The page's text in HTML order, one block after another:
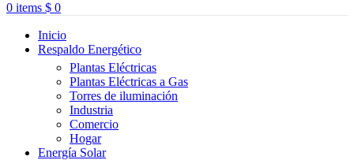
0 items $ 0
Inicio
Respaldo Energético
Plantas Eléctricas
Plantas Eléctricas a Gas
Torres de iluminación
Industria
Comercio
Hogar
Energía Solar